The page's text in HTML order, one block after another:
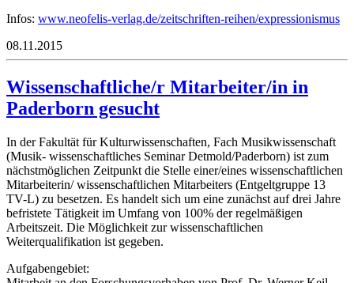
Infos: www.neofelis-verlag.de/zeitschriften-reihen/expressionismus
08.11.2015
Wissenschaftliche/r Mitarbeiter/in in
Paderborn gesucht
In der Fakultät für Kulturwissenschaften, Fach Musikwissenschaft
(Musik- wissenschaftliches Seminar Detmold/Paderborn) ist zum
nächstmöglichen Zeitpunkt die Stelle einer/eines wissenschaftlichen
Mitarbeiterin/ wissenschaftlichen Mitarbeiters (Entgeltgruppe 13
TV-L) zu besetzen. Es handelt sich um eine zunächst auf drei Jahre
befristete Tätigkeit im Umfang von 100% der regelmäßigen
Arbeitszeit. Die Möglichkeit zur wissenschaftlichen
Weiterqualifikation ist gegeben.
Aufgabengebiet: